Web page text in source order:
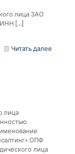
лица ЗАО
ИНН […]
Читать далее
лица
ОПФ
лица